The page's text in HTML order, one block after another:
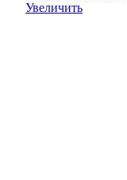
Увеличить